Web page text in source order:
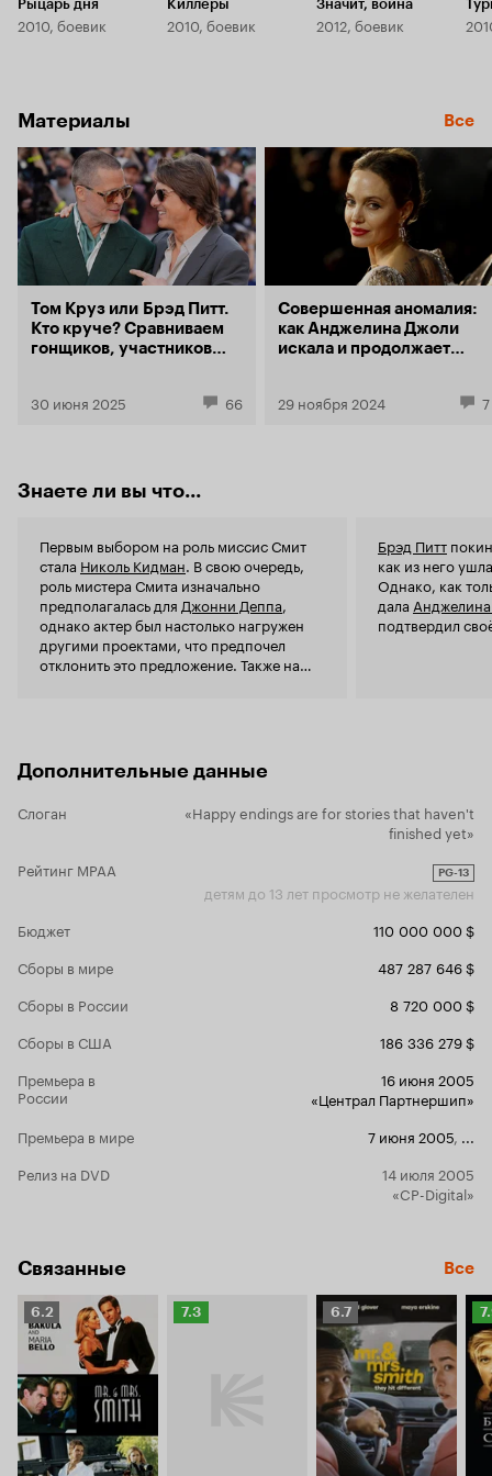
Рыцарь дня
2010, боевик
Киллеры
2010, боевик
Значит, война
2012, боевик
Материалы Все
Том Круз или Брэд Питт.
Кто круче? Сравниваем
гонщиков, участников
30 июня 2025 66
Совершенная аномалия:
как Анджелина Джоли
искала и продолжает
29 ноября 2024 7
Знаете ли вы что...
Первым выбором на роль миссис Смит
стала Николь Кидман . В свою очередь,
роль мистера Смита изначально
предполагалась для Джонни Деппа
однако актер был настолько нагружен
другими проектами, что предпочел
отклонить это предложение. Также на
Брэд Питт
как из него
Однако, как
дала
подтвердил
Дополнительные данные
Слоган
«Happy endings are for stories that haven't
finished yet»
Рейтинг MPAA
PG-13
детям до 13 лет просмотр не желателен
Бюджет
110 000 000 $
Сборы в мире
487 287 646 $
Сборы в России
8 720 000 $
Сборы в США
186 336 279 $
Премьера в
России
16 июня 2005
«Централ Партнершип»
Премьера в мире
7 июня 2005
Релиз на DVD
14 июля 2005
«CP-Digital»
Связанные Все
Рейтинг
Кинопоиска
6.2
6.2
Рейтинг
7.3
Рейтинг
Кинопоиска
6.7
6.7